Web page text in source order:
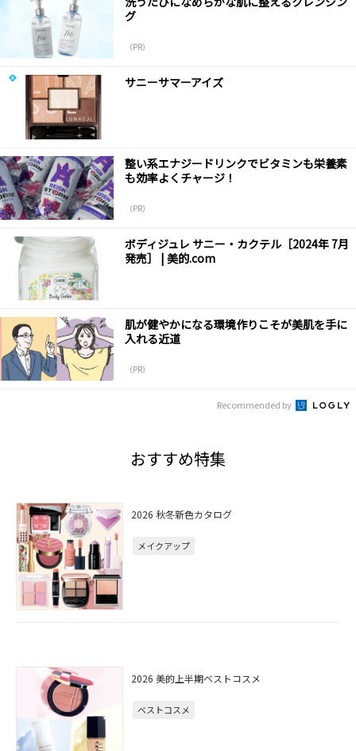
グ
（PR）
サニーサマーアイズ
整い系エナジードリンクでビタミンも栄養素
も効率よくチャージ！
（PR）
ボディジュレ サニー・カクテル［2024年 7月
発売］ | 美的.com
肌が健やかになる環境作りこそが美肌を手に
入れる近道
（PR）
Recommended by
おすすめ特集
2026 秋冬新色カタログ
メイクアップ
2026 美的上半期ベストコスメ
ベストコスメ